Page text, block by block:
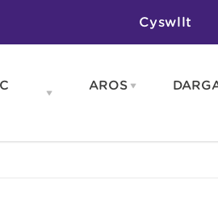
Cyswllt
Open
YFED
AROS Open